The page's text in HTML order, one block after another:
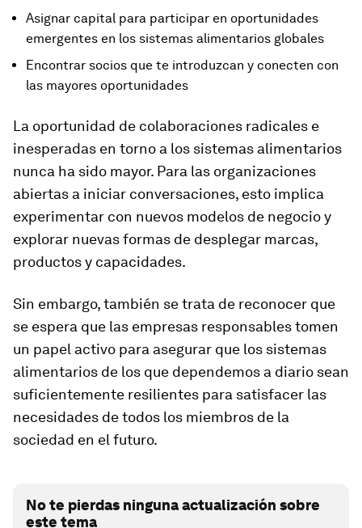
Asignar capital para participar en oportunidades
emergentes en los sistemas alimentarios globales
Encontrar socios que te introduzcan y conecten con
las mayores oportunidades
La oportunidad de colaboraciones radicales e
inesperadas en torno a los sistemas alimentarios
nunca ha sido mayor. Para las organizaciones
abiertas a iniciar conversaciones, esto implica
experimentar con nuevos modelos de negocio y
explorar nuevas formas de desplegar marcas,
productos y capacidades.
Sin embargo, también se trata de reconocer que
se espera que las empresas responsables tomen
un papel activo para asegurar que los sistemas
alimentarios de los que dependemos a diario sean
suficientemente resilientes para satisfacer las
necesidades de todos los miembros de la
sociedad en el futuro.
No te pierdas ninguna actualización sobre
este tema